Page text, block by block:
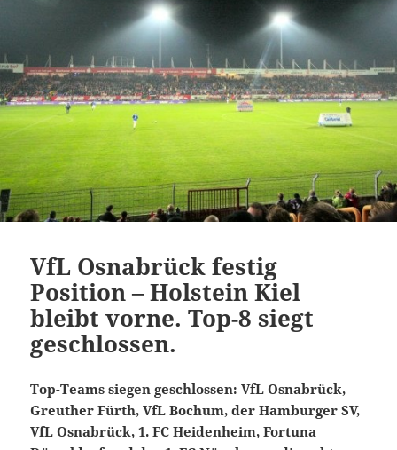
VfL Osnabrück festig
Position – Holstein Kiel
bleibt vorne. Top-8 siegt
geschlossen.
Top-Teams siegen geschlossen: VfL Osnabrück,
Greuther Fürth, VfL Bochum, der Hamburger SV,
VfL Osnabrück, 1. FC Heidenheim, Fortuna